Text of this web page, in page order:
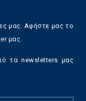
μας. Αφήστε μας το
μας.
τα newsletters μας